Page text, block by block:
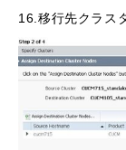
16.移行先クラス